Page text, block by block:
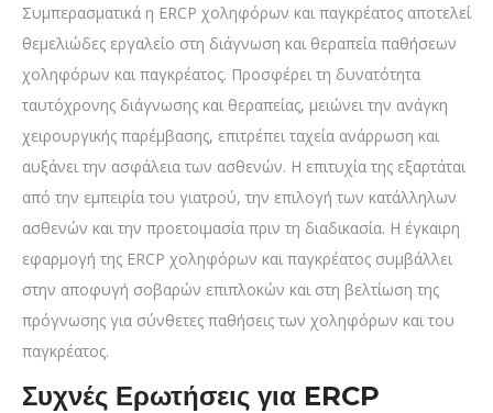
Συμπερασματικά η ERCP χοληφόρων και παγκρέατος αποτελεί
θεμελιώδες εργαλείο στη διάγνωση και θεραπεία παθήσεων
χοληφόρων και παγκρέατος. Προσφέρει τη δυνατότητα
ταυτόχρονης διάγνωσης και θεραπείας, μειώνει την ανάγκη
χειρουργικής παρέμβασης, επιτρέπει ταχεία ανάρρωση και
αυξάνει την ασφάλεια των ασθενών. Η επιτυχία της εξαρτάται
από την εμπειρία του γιατρού, την επιλογή των κατάλληλων
ασθενών και την προετοιμασία πριν τη διαδικασία. Η έγκαιρη
εφαρμογή της ERCP χοληφόρων και παγκρέατος συμβάλλει
στην αποφυγή σοβαρών επιπλοκών και στη βελτίωση της
πρόγνωσης για σύνθετες παθήσεις των χοληφόρων και του
παγκρέατος.
Συχνές Ερωτήσεις για ERCP